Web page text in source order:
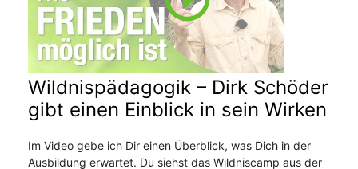
Wildnispädagogik – Dirk Schöder
gibt einen Einblick in sein Wirken
Im Video gebe ich Dir einen Überblick, was Dich in der
Ausbildung erwartet. Du siehst das Wildniscamp aus der